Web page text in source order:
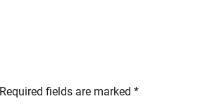
Required fields are marked *